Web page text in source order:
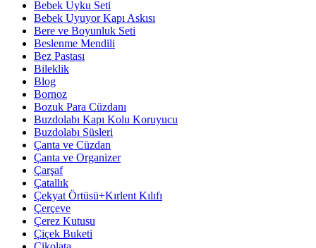
Bebek Uyku Seti
Bebek Uyuyor Kapı Askısı
Bere ve Boyunluk Seti
Beslenme Mendili
Bez Pastası
Bileklik
Blog
Bornoz
Bozuk Para Cüzdanı
Buzdolabı Kapı Kolu Koruyucu
Buzdolabı Süsleri
Çanta ve Cüzdan
Çanta ve Organizer
Çarşaf
Çatallık
Çekyat Örtüsü+Kırlent Kılıfı
Çerçeve
Çerez Kutusu
Çiçek Buketi